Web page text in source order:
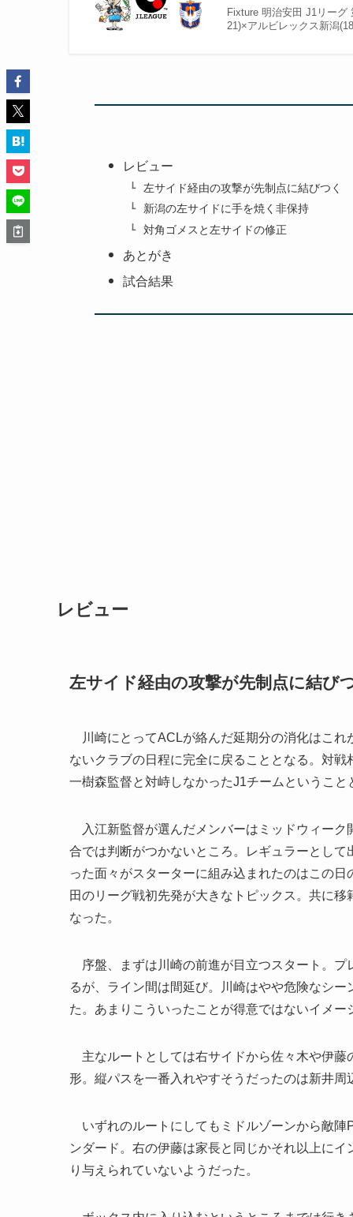
Fixture 明治安田 J1リーグ
21)×アルビレックス新潟
レビュー
左サイド経由の攻撃が先制点に結びつく
新潟の左サイドに手を焼く非保持
対角ゴメスと左サイドの修正
あとがき
試合結果
レビュー
左サイド経由の攻撃が先制点に結び
川崎にとってACLが絡んだ延期分の消化はこれ
ないクラブの日程に完全に戻ることとなる。対
一樹森監督と対峙しなかったJ1チームということ
入江新監督が選んだメンバーはミッドウィーク
合では判断がつかないところ。レギュラーとし
った面々がスターターに組み込まれたのはこの
田のリーグ戦初先発が大きなトピックス。共に
なった。
序盤、まずは川崎の前進が目立つスタート。プ
るが、ライン間は間延び。川崎はやや危険なシ
た。あまりこういったことが得意ではないイメ
主なルートとしては右サイドから佐々木や伊藤
形。縦パスを一番入れやすそうだったのは新井
いずれのルートにしてもミドルゾーンから敵陣
ンダード。右の伊藤は家長と同じかそれ以上に
り与えられていないようだった。